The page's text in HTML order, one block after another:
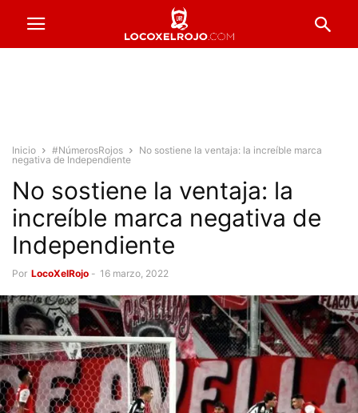
Inicio #NúmerosRojos
No sostiene la ventaja: la increíble marca
negativa de Independiente
No sostiene la ventaja: la
increíble marca negativa de
Independiente
Por LocoXelRojo - 16 marzo, 2022